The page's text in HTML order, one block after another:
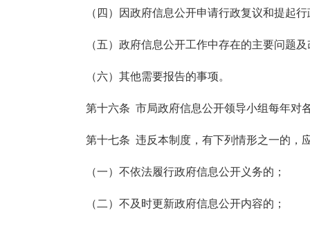
（四）因政府信息公开申请行政复议和提起行
（五）政府信息公开工作中存在的主要问题及
（六）其他需要报告的事项。
第十六条 市局政府信息公开领导小组每年对各
第十七条 违反本制度，有下列情形之一的，应
（一）不依法履行政府信息公开义务的；
（二）不及时更新政府信息公开内容的；